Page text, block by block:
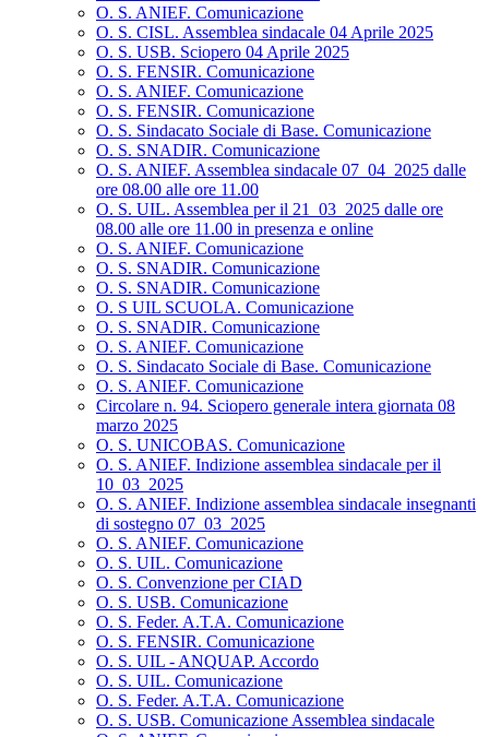
O. S. ANIEF. Comunicazione
O. S. CISL. Assemblea sindacale 04 Aprile 2025
O. S. USB. Sciopero 04 Aprile 2025
O. S. FENSIR. Comunicazione
O. S. ANIEF. Comunicazione
O. S. FENSIR. Comunicazione
O. S. Sindacato Sociale di Base. Comunicazione
O. S. SNADIR. Comunicazione
O. S. ANIEF. Assemblea sindacale 07_04_2025 dalle
ore 08.00 alle ore 11.00
O. S. UIL. Assemblea per il 21_03_2025 dalle ore
08.00 alle ore 11.00 in presenza e online
O. S. ANIEF. Comunicazione
O. S. SNADIR. Comunicazione
O. S. SNADIR. Comunicazione
O. S UIL SCUOLA. Comunicazione
O. S. SNADIR. Comunicazione
O. S. ANIEF. Comunicazione
O. S. Sindacato Sociale di Base. Comunicazione
O. S. ANIEF. Comunicazione
Circolare n. 94. Sciopero generale intera giornata 08
marzo 2025
O. S. UNICOBAS. Comunicazione
O. S. ANIEF. Indizione assemblea sindacale per il
10_03_2025
O. S. ANIEF. Indizione assemblea sindacale insegnanti
di sostegno 07_03_2025
O. S. ANIEF. Comunicazione
O. S. UIL. Comunicazione
O. S. Convenzione per CIAD
O. S. USB. Comunicazione
O. S. Feder. A.T.A. Comunicazione
O. S. FENSIR. Comunicazione
O. S. UIL - ANQUAP. Accordo
O. S. UIL. Comunicazione
O. S. Feder. A.T.A. Comunicazione
O. S. USB. Comunicazione Assemblea sindacale